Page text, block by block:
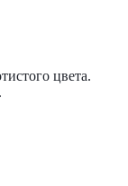
цвета.